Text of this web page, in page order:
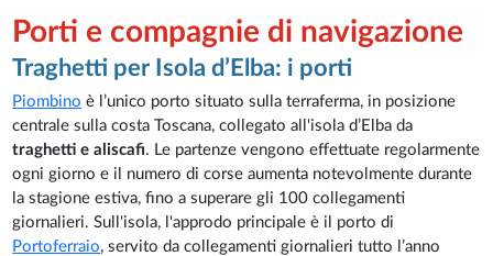
Porti e compagnie di navigazione
Traghetti per Isola d’Elba: i porti
Piombino è l’unico porto situato sulla terraferma, in posizione
centrale sulla costa Toscana, collegato all'isola d’Elba da
traghetti e aliscafi. Le partenze vengono effettuate regolarmente
ogni giorno e il numero di corse aumenta notevolmente durante
la stagione estiva, fino a superare gli 100 collegamenti
giornalieri. Sull'isola, l'approdo principale è il porto di
Portoferraio, servito da collegamenti giornalieri tutto l’anno